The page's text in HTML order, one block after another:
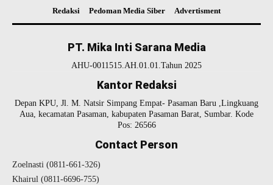
Redaksi Pedoman Media Siber Advertisment
PT. Mika Inti Sarana Media
AHU-0011515.AH.01.01.Tahun 2025
Kantor Redaksi
Depan KPU, Jl. M. Natsir Simpang Empat- Pasaman Baru ,Lingkuang
Aua, kecamatan Pasaman, kabupaten Pasaman Barat, Sumbar. Kode
Pos: 26566
Contact Person
Zoelnasti (0811-661-326)
Khairul (0811-6696-755)